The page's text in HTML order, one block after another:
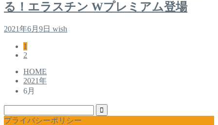
る！エラスチン Wプレミアム登場
2021年6月9日 wish
1
2
HOME
2021年
6月
プライバシーポリシー